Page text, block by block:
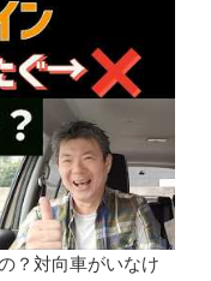
？対向車がいなけ